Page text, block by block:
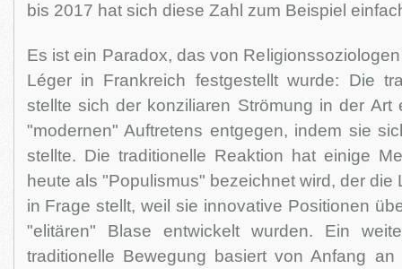
bis 2017 hat sich diese Zahl zum Beispiel
Es ist ein Paradox, das von
Léger in Frankreich festgestellt wurde: Die
stellte sich der konziliaren Strömung in der Art
"modernen" Auftretens entgegen, indem sie
stellte. Die traditionelle Reaktion hat einige
heute als "Populismus" bezeichnet wird, der die
in Frage stellt, weil sie innovative Positionen
"elitären" Blase entwickelt wurden. Ein
traditionelle Bewegung basiert von Anfang